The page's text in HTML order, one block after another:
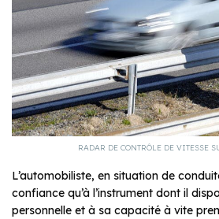
RADAR DE CONTRÔLE DE VITESSE
L’automobiliste, en situation de
confiance qu’à l’instrument dont il
personnelle et à sa capacité à vite